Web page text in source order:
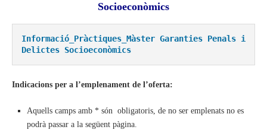
Socioeconòmics
Informació_Pràctiques_Màster Garanties Penals i
Delictes Socioeconòmics
Indicacions per a l’emplenament de l’oferta:
Aquells camps amb * són obligatoris, de no ser emplenats no es
podrà passar a la següent pàgina.